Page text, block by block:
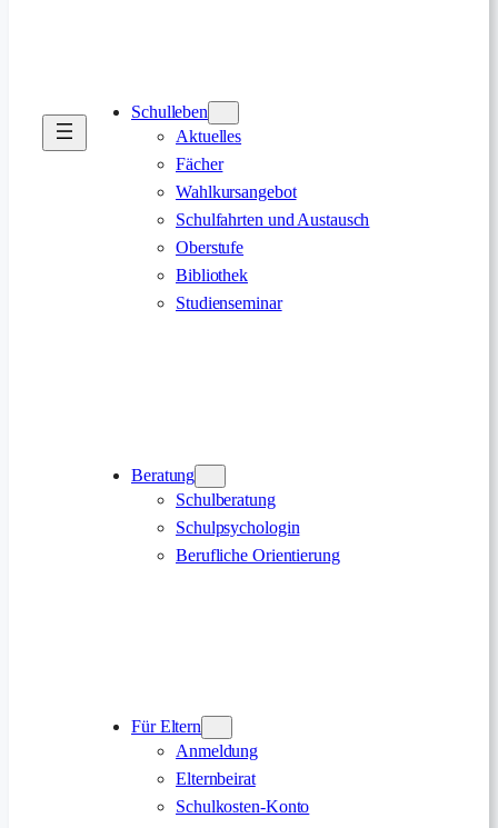
Schulleben
Aktuelles
Fächer
Wahlkursangebot
Schulfahrten und Austausch
Oberstufe
Bibliothek
Studienseminar
Beratung
Schulberatung
Schulpsychologin
Berufliche Orientierung
Für Eltern
Anmeldung
Elternbeirat
Schulkosten-Konto